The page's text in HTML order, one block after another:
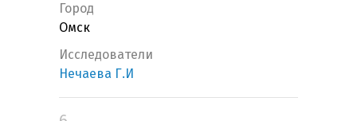
Город
Омск
Исследователи
Нечаева Г.И